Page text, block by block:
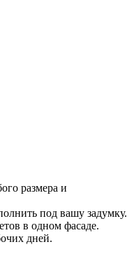
размера и
под вашу задумку.
в одном фасаде.
дней.